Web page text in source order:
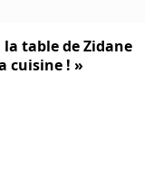
table de Zidane
cuisine ! »